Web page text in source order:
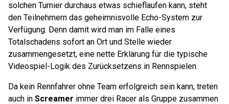
solchen Turnier durchaus etwas schieflaufen kann, steht
den Teilnehmern das geheimnisvolle Echo-System zur
Verfügung. Denn damit wird man im Falle eines
Totalschadens sofort an Ort und Stelle wieder
zusammengesetzt, eine nette Erklärung für die typische
Videospiel-Logik des Zurücksetzens in Rennspielen.
Da kein Rennfahrer ohne Team erfolgreich sein kann, treten
auch in Screamer immer drei Racer als Gruppe zusammen